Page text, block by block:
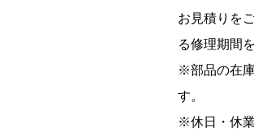
お見積りを
る修理期間
※部品の在
す。
※休日・休